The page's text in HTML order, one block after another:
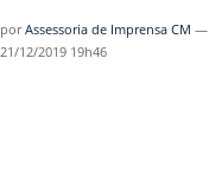
porAssessoria de Imprensa CM —
21/12/2019 19h46